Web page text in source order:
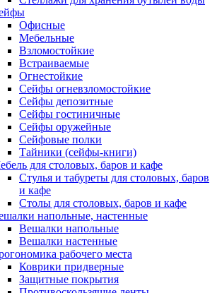
Офисные
Мебельные
Взломостойкие
Встраиваемые
Огнестойкие
Сейфы огневзломостойкие
Сейфы депозитные
Сейфы гостиничные
Сейфы оружейные
Сейфовые полки
Тайники (сейфы-книги)
для столовых, баров и кафе
Стулья и табуреты для столовых, баров
и кафе
Столы для столовых, баров и кафе
напольные, настенные
Вешалки напольные
Вешалки настенные
рабочего места
Коврики придверные
Защитные покрытия